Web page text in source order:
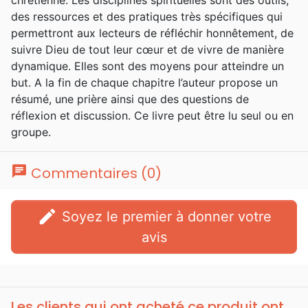
des ressources et des pratiques très spécifiques qui
permettront aux lecteurs de réfléchir honnêtement, de
suivre Dieu de tout leur cœur et de vivre de manière
dynamique. Elles sont des moyens pour atteindre un
but. A la fin de chaque chapitre l’auteur propose un
résumé, une prière ainsi que des questions de
réflexion et discussion. Ce livre peut être lu seul ou en
groupe.
chat Commentaires (0)
edit
avis